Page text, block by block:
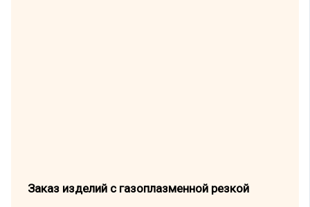
Заказ изделий с газоплазменной резкой